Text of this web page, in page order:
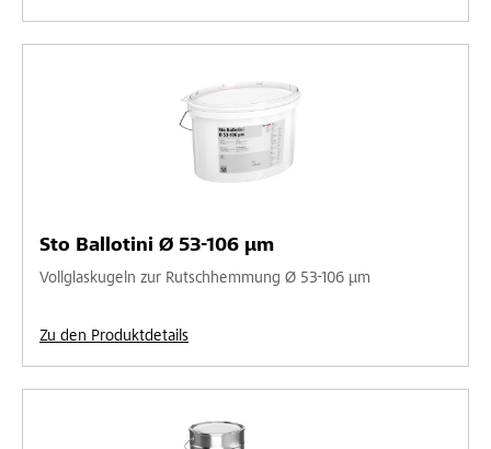
Sto Ballotini Ø 53-106 µm
Vollglaskugeln zur Rutschhemmung Ø 53-106 µm
Zu den Produktdetails